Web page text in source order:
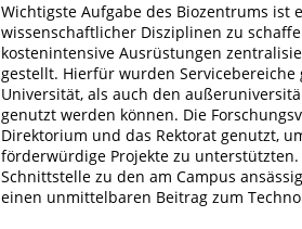
Wichtigste Aufgabe des Biozentrums ist
wissenschaftlicher Disziplinen zu
kostenintensive Ausrüstungen
gestellt. Hierfür wurden
Universität, als auch den
genutzt werden können. Die
Direktorium und das Rektorat genutzt,
förderwürdige Projekte zu
Schnittstelle zu den am Campus
einen unmittelbaren Beitrag zum